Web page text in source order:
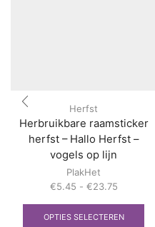
Herfst
Herbruikbare raamsticker
herfst – Hallo Herfst –
vogels op lijn
PlakHet
€5.45 - €23.75
tot
OPTIES SELECTEREN